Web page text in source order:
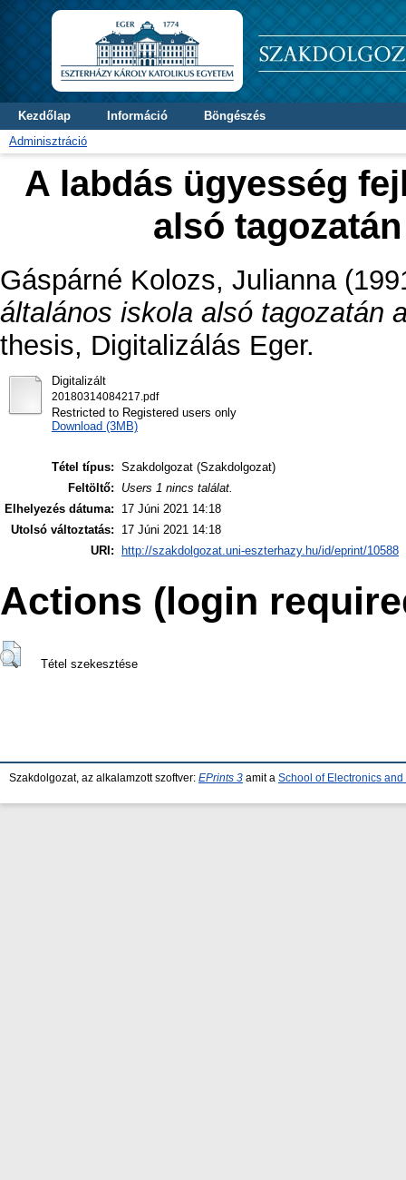
Kezdőlap Információ
Böngészés
Adminisztráció
A labdás ügyesség
alsó
Gáspárné Kolozs, Julianna
általános iskola alsó tagozatán
thesis, Digitalizálás Eger.
Digitalizált
20180314084217.pdf
Restricted to Registered users only
Download (3MB)
Tétel típus: Szakdolgozat (Szakdolgozat)
Feltöltő:
Users 1 nincs találat.
Elhelyezés dátuma:
17 Júni 2021 14:18
Utolsó változtatás:
17 Júni 2021 14:18
URI:
http://szakdolgozat.uni-eszterhazy.hu/id/eprint/10588
Actions (login
Tétel szekesztése
Szakdolgozat, az alkalamzott szoftver: EPrints 3 amit a School of Electronics